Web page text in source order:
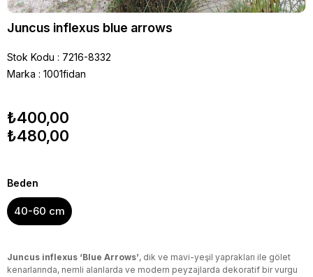
Juncus inflexus blue arrows
Stok Kodu
7216-8332
Marka : 1001fidan
₺400,00
₺480,00
Beden
40-60 cm
Juncus inflexus ‘Blue Arrows’, dik ve mavi-yeşil yaprakları ile gölet
kenarlarında, nemli alanlarda ve modern peyzajlarda dekoratif bir vurgu